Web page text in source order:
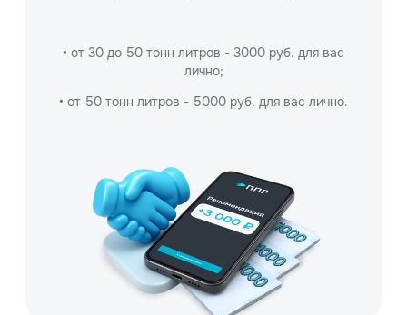
• от 30 до 50 тонн литров - 3000 руб. для вас
лично;
• от 50 тонн литров - 5000 руб. для вас лично.